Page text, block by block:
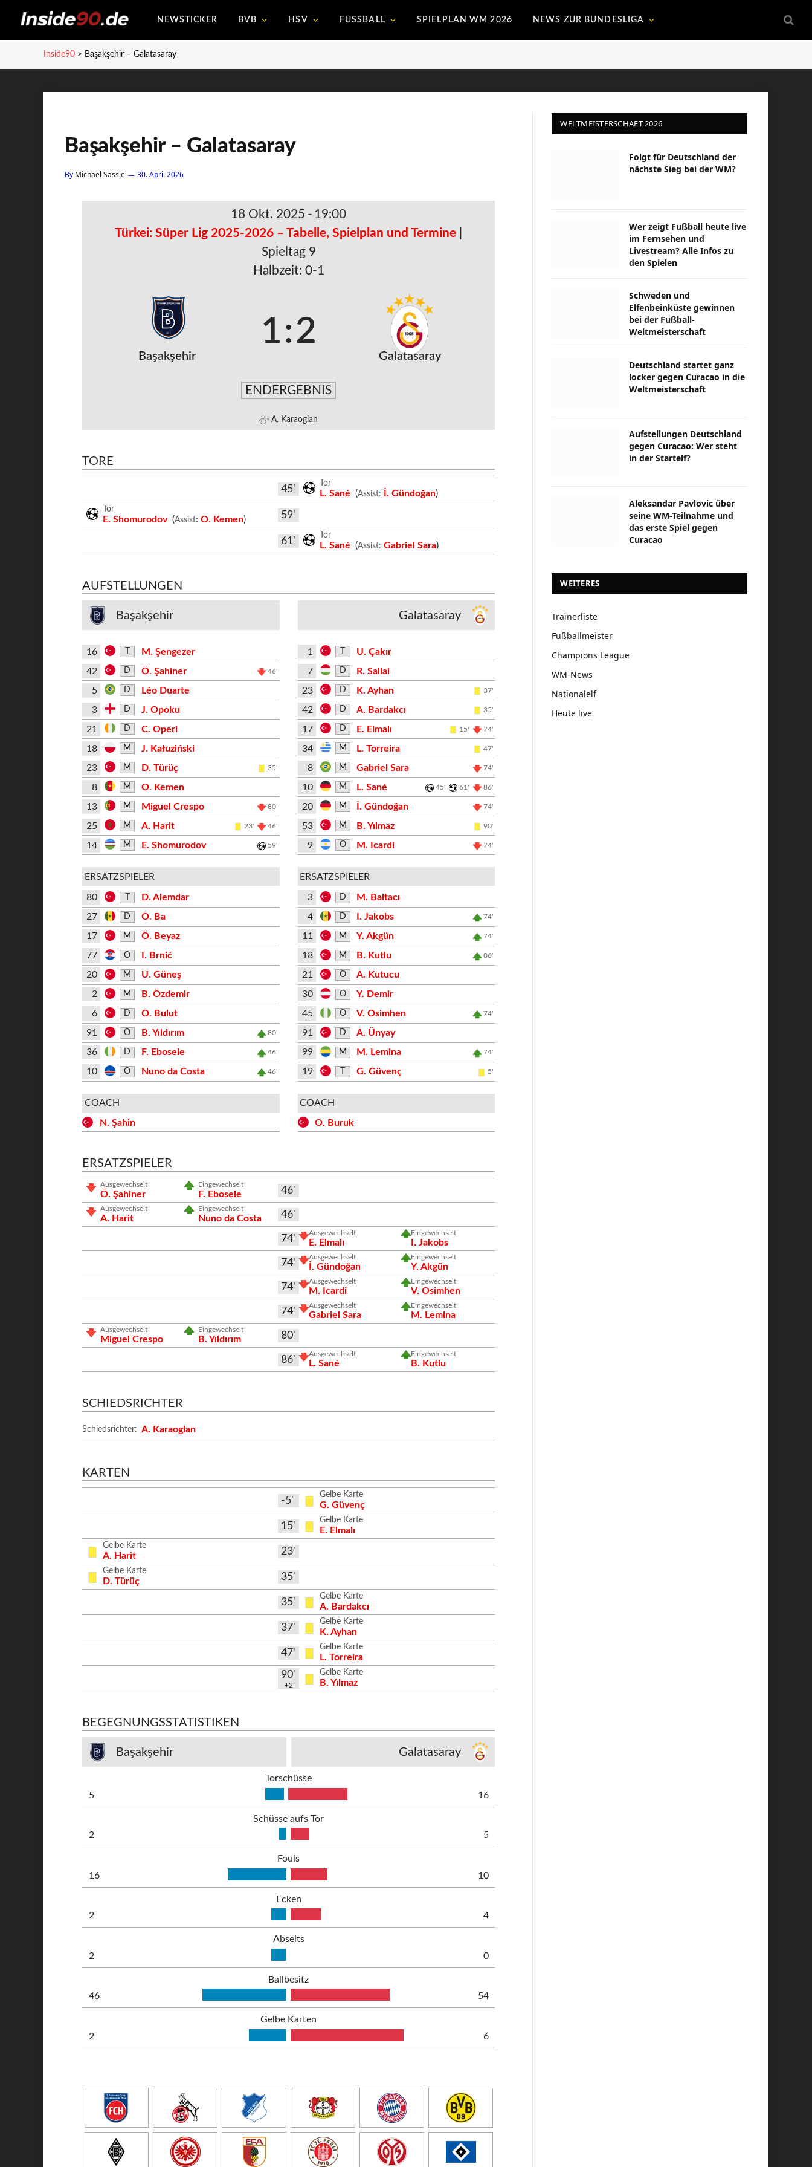
NEWSTICKER BVB HSV FUSSBALL SPIELPLAN WM 2026 NEWS ZUR BUNDESLIGA
Inside90 > Başakşehir – Galatasaray
Başakşehir – Galatasaray
By Michael Sassie 30. April 2026
18 Okt. 2025 - 19:00
Türkei: Süper Lig 2025-2026 – Tabelle, Spielplan und Termine
Spieltag 9
Halbzeit: 0-1
Başakşehir
1:2
Galatasaray
ENDERGEBNIS
A. Karaoglan
TORE
45'
Tor
L. Sané (Assist: İ. Gündoğan)
Tor
E. Shomurodov (Assist: O. Kemen) 59'
61'
Tor
L. Sané (Assist: Gabriel Sara)
AUFSTELLUNGEN
Başakşehir
16
M. Şengezer
42
D Ö. Şahiner 46'
5 D
Léo Duarte
3
D
J. Opoku
21
D
C. Operi
18
M
J. Kałuziński
23
M D. Türüç 35'
8 M
O. Kemen
13
M Miguel Crespo 80'
25 M A. Harit 23' 46'
14 M E. Shomurodov 59'
ERSATZSPIELER
80
D. Alemdar
27
D
O. Ba
17
M
Ö. Beyaz
77
O
I. Brnić
20
M
U. Güneş
2
M
B. Özdemir
6
D
O. Bulut
91
O B. Yıldırım 80'
36 D F. Ebosele 46'
10 O Nuno da Costa 46'
COACH
N. Şahin
Galatasaray
1
U. Çakır
7
D
R. Sallai
23
D K. Ayhan 37'
42 D A. Bardakcı 35'
17 D E. Elmalı 15' 74'
34 M L. Torreira 47'
8 M Gabriel Sara 74'
10 M L. Sané 45' 61' 86'
20 M İ. Gündoğan 74'
53 M B. Yılmaz 90'
9 O M. Icardi 74'
ERSATZSPIELER
3 D
M. Baltacı
4
D I. Jakobs 74'
11 M Y. Akgün 74'
18 M B. Kutlu 86'
21 O
A. Kutucu
30
O
Y. Demir
45
O V. Osimhen 74'
91 D
A. Ünyay
99
M M. Lemina 74'
19 G. Güvenç 5'
COACH
O. Buruk
ERSATZSPIELER
Ausgewechselt
Ö. Şahiner
Eingewechselt
F. Ebosele 46'
Ausgewechselt
A. Harit
Eingewechselt
Nuno da Costa 46'
74'
Ausgewechselt
E. Elmalı
Eingewechselt
I. Jakobs
74'
Ausgewechselt
İ. Gündoğan
Eingewechselt
Y. Akgün
74'
Ausgewechselt
M. Icardi
Eingewechselt
V. Osimhen
74'
Ausgewechselt
Gabriel Sara
Eingewechselt
M. Lemina
Ausgewechselt
Miguel Crespo
Eingewechselt
B. Yıldırım 80'
86'
Ausgewechselt
L. Sané
Eingewechselt
B. Kutlu
SCHIEDSRICHTER
Schiedsrichter: A. Karaoglan
KARTEN
-5'
Gelbe Karte
G. Güvenç
15'
Gelbe Karte
E. Elmalı
Gelbe Karte
A. Harit 23'
Gelbe Karte
D. Türüç 35'
35'
Gelbe Karte
A. Bardakcı
37'
Gelbe Karte
K. Ayhan
47'
Gelbe Karte
L. Torreira
90'
+2
Gelbe Karte
B. Yılmaz
BEGEGNUNGSSTATISTIKEN
Başakşehir Galatasaray
Torschüsse
5
16
Schüsse aufs Tor
2
5
Fouls
16
10
Ecken
2
4
Abseits
2
0
Ballbesitz
46
54
Gelbe Karten
2
6
WELTMEISTERSCHAFT 2026
Folgt für Deutschland der
nächste Sieg bei der WM?
Wer zeigt Fußball heute live
im Fernsehen und
Livestream? Alle Infos zu
den Spielen
Schweden und
Elfenbeinküste gewinnen
bei der Fußball-
Weltmeisterschaft
Deutschland startet ganz
locker gegen Curacao in die
Weltmeisterschaft
Aufstellungen Deutschland
gegen Curacao: Wer steht
in der Startelf?
Aleksandar Pavlovic über
seine WM-Teilnahme und
das erste Spiel gegen
Curacao
WEITERES
Trainerliste
Fußballmeister
Champions League
WM-News
Nationalelf
Heute live